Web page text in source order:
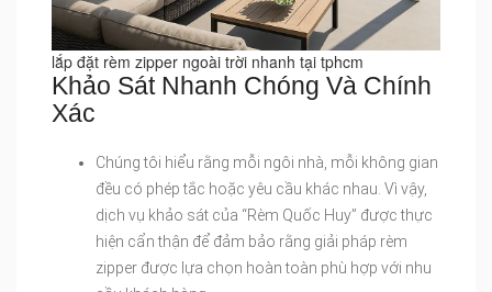
lắp đặt rèm zipper ngoài trời nhanh tại tphcm
Khảo Sát Nhanh Chóng Và Chính
Xác
Chúng tôi hiểu rằng mỗi ngôi nhà, mỗi không gian
đều có phép tắc hoặc yêu cầu khác nhau. Vì vậy,
dịch vụ khảo sát của “Rèm Quốc Huy” được thực
hiện cẩn thận để đảm bảo rằng giải pháp rèm
zipper được lựa chọn hoàn toàn phù hợp với nhu